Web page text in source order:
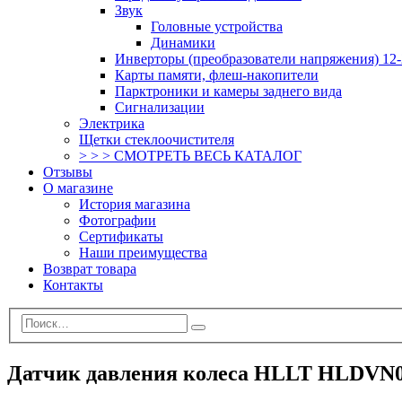
Звук
Головные устройства
Динамики
Инверторы (преобразователи напряжения)
Карты памяти, флеш-накопители
Парктроники и камеры заднего вида
Сигнализации
Электрика
Щетки стеклоочистителя
> > > СМОТРЕТЬ ВЕСЬ КАТАЛОГ
Отзывы
О магазине
История магазина
Фотографии
Сертификаты
Наши преимущества
Возврат товара
Контакты
Датчик давления колеса HLLT